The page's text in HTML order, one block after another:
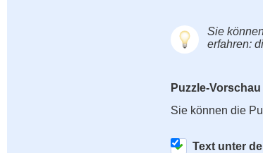
Sie
erfahren:
Puzzle-Vorschau
Sie können die
Text unter